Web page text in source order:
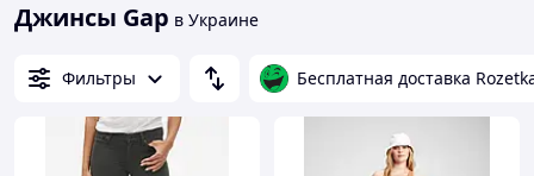
Джинсы Gap в Украине
Фильтры Бесплатная доставка